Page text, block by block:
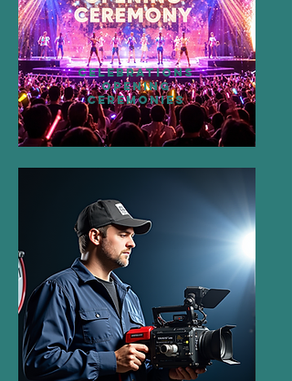
CELEBRATIONS
OPENING
CEREMONIES